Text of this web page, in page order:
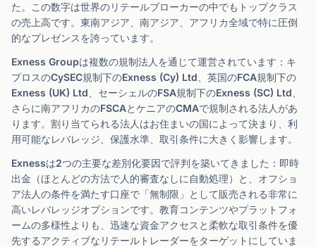
た。この数字は世界のリテールブローカーの中でもトップクラス
の売上高です。東南アジア、南アジア、アフリカ全域で特に圧倒
的なプレゼンスを誇っています。
Exness Groupは複数の規制法人を通じて運営されています：キ
プロスのCySEC規制下のExness (Cy) Ltd、英国のFCA規制下の
Exness (UK) Ltd、セーシェルのFSA規制下のExness (SC) Ltd、
さらに南アフリカのFSCAとケニアのCMAで規制される法人があ
ります。割り当てられる法人はお住まいの国によって決まり、利
用可能なレバレッジ、保護水準、取引条件に大きく影響します。
Exnessは2つの主要な差別化要因で評判を築いてきました：即時
出金（ほとんどの方法で人的審査なしに自動処理）と、オフショ
ア法人の条件を満たす口座で「無制限」として販売される非常に
高いレバレッジオプションです。教育コンテンツやプラットフォ
ームの多様性よりも、迅速な資金アクセスと柔軟な取引条件を優
先するアクティブなリテールトレーダーをターゲットにしていま